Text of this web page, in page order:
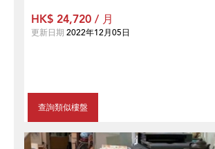
查詢類似樓盤
HK$ 24,720 / 月
更新日期 2022年12月05日